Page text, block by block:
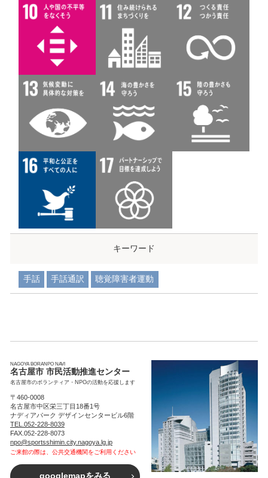
キーワード
手話 手話通訳 聴覚障害者運動
NAGOYA BORANPO NAVI
名古屋市 市民活動推進センター
名古屋市のボランティア・NPOの活動を応援します
〒460-0008
名古屋市中区栄三丁目18番1号
ナディアパーク デザインセンタービル6階
TEL.052-228-8039
FAX.052-228-8073
npo@sportsshimin.city.nagoya.lg.jp
ご来館の際は、公共交通機関をご利用ください
googlemapをみる